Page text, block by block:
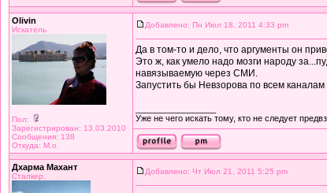
Olivin
Искатель
Пол:
Зарегистрирован: 13.03.2010
Сообщения: 138
Откуда: М.о.
Добавлено: Пн Июл 18, 2011 4:33 pm
Да в том-то и дело, что аргументы он
Это ж, как умело надо мозги народу
навязываемую через СМИ.
Запустить бы Невзорова по всем
Уже не чего искать тому, кто не следует
Дхарма Махант
Сталкер.
Добавлено: Чт Июл 21, 2011 5:25 pm